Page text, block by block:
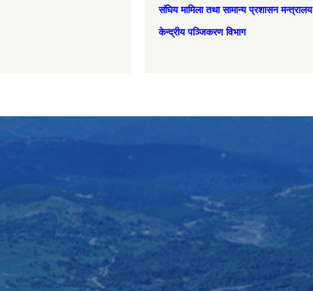
संघिय मामिला तथा सामान्‍य प्रशासन मन्त्रालय
केन्द्रीय पञ्जिकरण विभाग